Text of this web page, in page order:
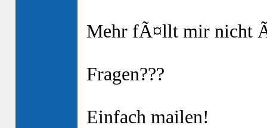
Mehr fÃ¤llt mir nicht
Fragen???
Einfach mailen!